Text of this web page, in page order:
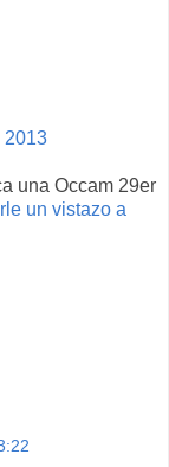
2013
una Occam 29er
un vistazo a